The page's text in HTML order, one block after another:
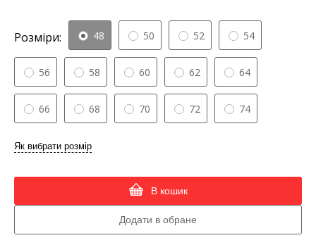
Розміри: 48 50 52 54
56 58 60 62 64
66 68 70 72 74
Як вибрати розмір
В кошик